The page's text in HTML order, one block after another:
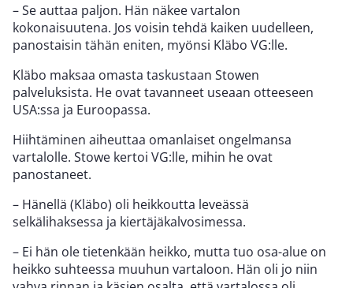
– Se auttaa paljon. Hän näkee vartalon
kokonaisuutena. Jos voisin tehdä kaiken uudelleen,
panostaisin tähän eniten, myönsi Kläbo VG:lle.
Kläbo maksaa omasta taskustaan Stowen
palveluksista. He ovat tavanneet useaan otteeseen
USA:ssa ja Euroopassa.
Hiihtäminen aiheuttaa omanlaiset ongelmansa
vartalolle. Stowe kertoi VG:lle, mihin he ovat
panostaneet.
– Hänellä (Kläbo) oli heikkoutta leveässä
selkälihaksessa ja kiertäjäkalvosimessa.
– Ei hän ole tietenkään heikko, mutta tuo osa-alue on
heikko suhteessa muuhun vartaloon. Hän oli jo niin